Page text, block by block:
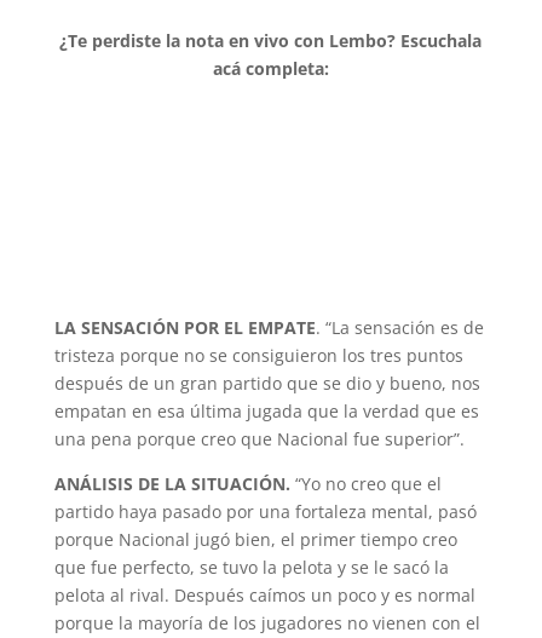
¿Te perdiste la nota en vivo con Lembo? Escuchala
acá completa:
LA SENSACIÓN POR EL EMPATE. “La sensación es de
tristeza porque no se consiguieron los tres puntos
después de un gran partido que se dio y bueno, nos
empatan en esa última jugada que la verdad que es
una pena porque creo que Nacional fue superior”.
ANÁLISIS DE LA SITUACIÓN. “Yo no creo que el
partido haya pasado por una fortaleza mental, pasó
porque Nacional jugó bien, el primer tiempo creo
que fue perfecto, se tuvo la pelota y se le sacó la
pelota al rival. Después caímos un poco y es normal
porque la mayoría de los jugadores no vienen con el